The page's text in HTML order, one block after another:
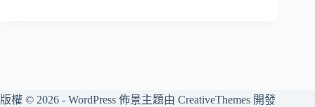
版權 © 2026 - WordPress 佈景主題由 CreativeThemes 開發